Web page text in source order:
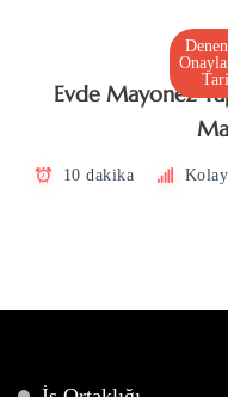
Evde Mayonez
10 dakika Kolay